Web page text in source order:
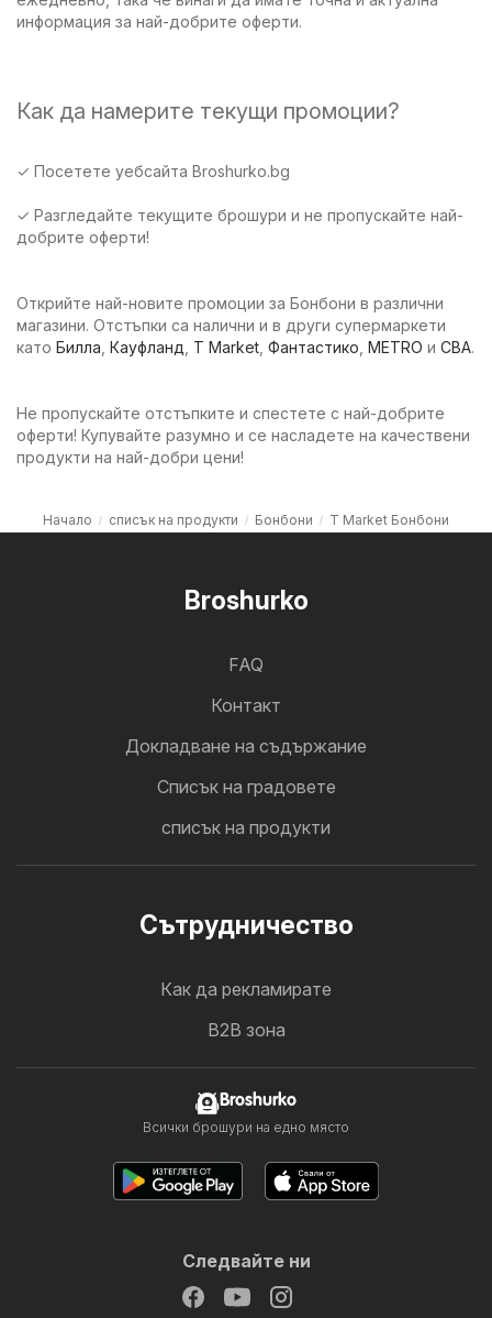
информация за най-добрите оферти.
Как да намерите текущи промоции?
✓ Посетете уебсайта Broshurko.bg
✓ Разгледайте текущите брошури и не пропускайте най-
добрите оферти!
Открийте най-новите промоции за Бонбони в различни
магазини. Отстъпки са налични и в други супермаркети
като Билла Кауфланд T Market Фантастико METRO и CBA.
Не пропускайте отстъпките и спестете с най-добрите
оферти! Купувайте разумно и се насладете на качествени
продукти на най-добри цени!
Начало списък на продукти Бонбони T Market Бонбони
Broshurko
FAQ
Контакт
Докладване на съдържание
Cписък на градовете
списък на продукти
Cътрудничество
Как да рекламирате
B2B зона
Broshurko
Всички брошури на едно място
Следвайте ни